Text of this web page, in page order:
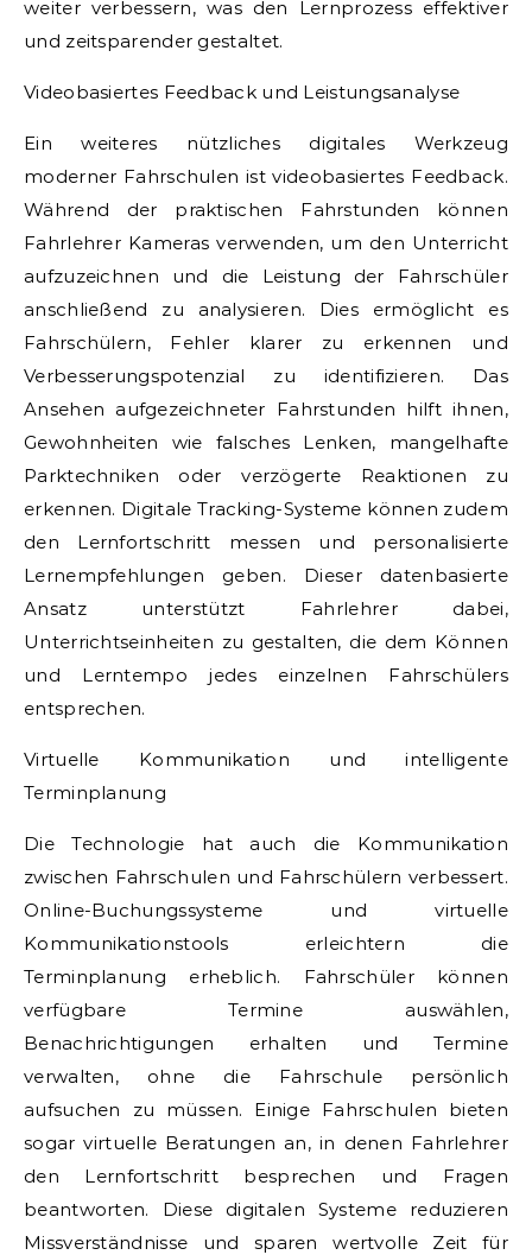
weiter verbessern, was den Lernprozess effektiver
und zeitsparender gestaltet.
Videobasiertes Feedback und Leistungsanalyse
Ein weiteres nützliches digitales Werkzeug
moderner Fahrschulen ist videobasiertes Feedback.
Während der praktischen Fahrstunden können
Fahrlehrer Kameras verwenden, um den Unterricht
aufzuzeichnen und die Leistung der Fahrschüler
anschließend zu analysieren. Dies ermöglicht es
Fahrschülern, Fehler klarer zu erkennen und
Verbesserungspotenzial zu identifizieren. Das
Ansehen aufgezeichneter Fahrstunden hilft ihnen,
Gewohnheiten wie falsches Lenken, mangelhafte
Parktechniken oder verzögerte Reaktionen zu
erkennen. Digitale Tracking-Systeme können zudem
den Lernfortschritt messen und personalisierte
Lernempfehlungen geben. Dieser datenbasierte
Ansatz unterstützt Fahrlehrer dabei,
Unterrichtseinheiten zu gestalten, die dem Können
und Lerntempo jedes einzelnen Fahrschülers
entsprechen.
Virtuelle Kommunikation und intelligente
Terminplanung
Die Technologie hat auch die Kommunikation
zwischen Fahrschulen und Fahrschülern verbessert.
Online-Buchungssysteme und virtuelle
Kommunikationstools erleichtern die
Terminplanung erheblich. Fahrschüler können
verfügbare Termine auswählen,
Benachrichtigungen erhalten und Termine
verwalten, ohne die Fahrschule persönlich
aufsuchen zu müssen. Einige Fahrschulen bieten
sogar virtuelle Beratungen an, in denen Fahrlehrer
den Lernfortschritt besprechen und Fragen
beantworten. Diese digitalen Systeme reduzieren
Missverständnisse und sparen wertvolle Zeit für